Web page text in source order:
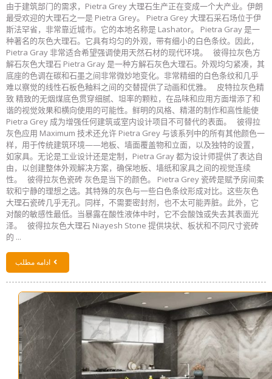
由于建筑部门的需求，Pietra Grey 大理石生产正在变成一个大产业。伊朗
最受欢迎的大理石之一是 Pietra Grey。 Pietra Grey 大理石采石场位于伊
斯法罕省，非常靠近城市。它的本地名称是 Lashator。 Pietra Gray 是一
种著名的灰色大理石。它具有均匀的外观，带有细小的白色条纹。因此，
Pietra Gray 非常适合希望强调使用天然石材的现代环境。 彼得拉灰色方
解石灰色大理石 Pietra Gray 是一种方解石灰色大理石。外观均匀紧凑，其
底座的色调在碳和石墨之间非常微妙地变化。非常精细的白色条纹和几乎
难以察觉的线性石板色釉料之间的交替提供了动画和优雅。 皮特拉灰色精
致 精致的无烟煤底色贯穿细腻、坦率的颗粒，在品味和应用方面增添了和
谐的视觉效果和横向使用的可能性。鲜明的风格、精湛的制作和高性能使
Pietra Grey 成为增强任何建筑或室内设计项目不可替代的表面。 彼得拉
灰色应用 Maximum 技术还允许 Pietra Grey 与该系列中的所有其他颜色一
样，用于传统建筑环境——地板、墙面覆盖物和立面，以及独特的设置，
如家具。无论是工业设计还是定制，Pietra Gray 都为设计师提供了表达自
由，以创建整体外观解决方案，确保地板、墙纸和家具之间的视觉连续
性。 彼得拉灰色瓷砖 灰色是当下的颜色。 Pietra Grey 瓷砖是赋予房间柔
软和宁静的理想之选。其特殊的灰色与一些白色条纹形成对比。这些灰色
大理石瓷砖几乎无孔。同样，不需要密封剂，也不太可能弄脏。此外，它
对酸的敏感性最低。当暴露在酸性液体中时，它不会酸蚀或失去其表面光
泽。 彼得拉灰色大理石 Niayesh Stone 提供块状、板状和不同尺寸瓷砖
的 ...
ادامه مطلب